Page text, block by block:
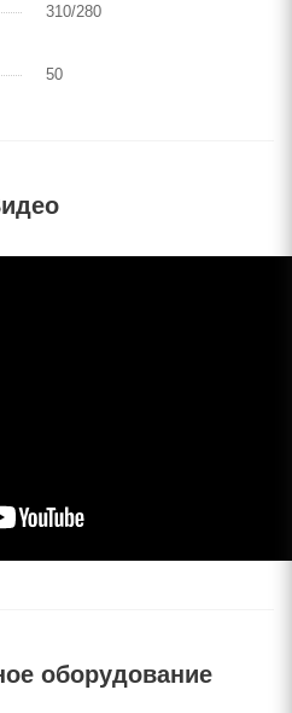
310/280
50
оборудование